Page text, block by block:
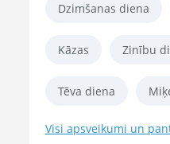
Dzimšanas diena
Kāzas Zinību
Tēva diena
Visi apsveikumi un